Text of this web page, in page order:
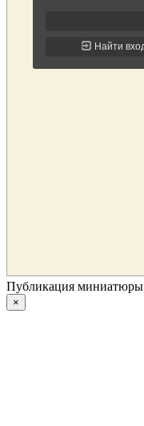
Публикация миниатюры
×